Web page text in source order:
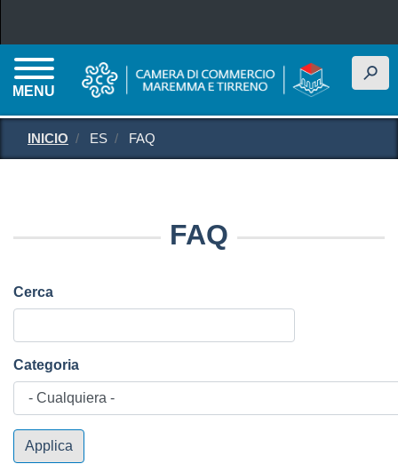
MENU
h
INICIO ES FAQ
FAQ
Cerca
Categoria
Applica